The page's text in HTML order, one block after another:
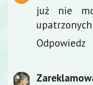
już nie
Odpowiedz